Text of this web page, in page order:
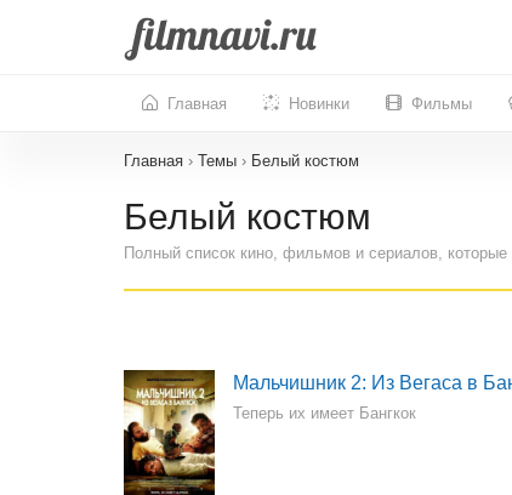
Главная Новинки Фильмы
Главная › Темы › Белый костюм
Белый костюм
Полный список кино, фильмов и сериалов,
Мальчишник 2: Из Вегаса в
Теперь их имеет Бангкок